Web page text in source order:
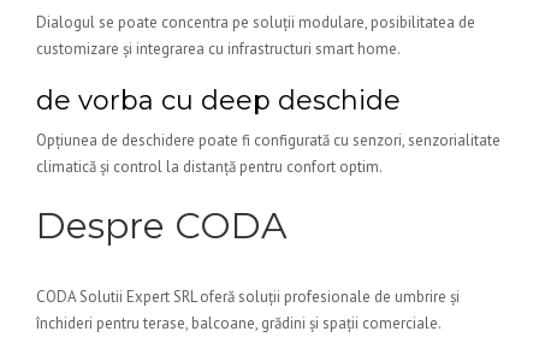
Dialogul se poate concentra pe soluții modulare, posibilitatea de
customizare și integrarea cu infrastructuri smart home.
de vorba cu deep deschide
Opțiunea de deschidere poate fi configurată cu senzori, senzorialitate
climatică și control la distanță pentru confort optim.
Despre CODA
CODA Solutii Expert SRL oferă soluții profesionale de umbrire și
închideri pentru terase, balcoane, grădini și spații comerciale.